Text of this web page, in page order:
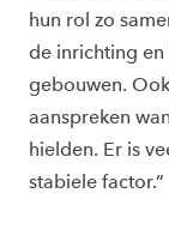
hun rol zo
de inrichting
gebouwen.
aanspreken
hielden. Er is
stabiele factor.”